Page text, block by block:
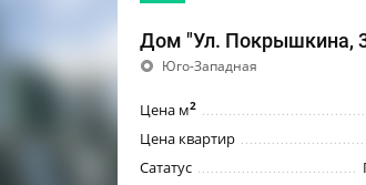
Дом "Ул. Покрышкина,
Юго-Западная
Цена м2
Цена квартир
Сататус